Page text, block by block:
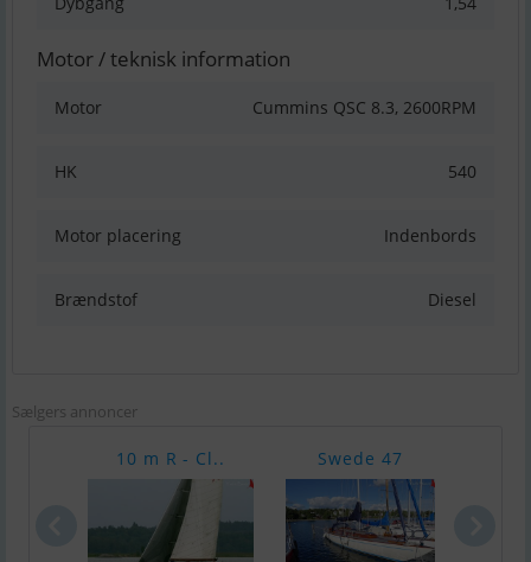
Motor / teknisk information
Motor Cummins QSC 8.3, 2600RPM
HK 540
Motor placering Indenbords
Brændstof Diesel
Sælgers annoncer
10 m R - Cl.. Swede 47